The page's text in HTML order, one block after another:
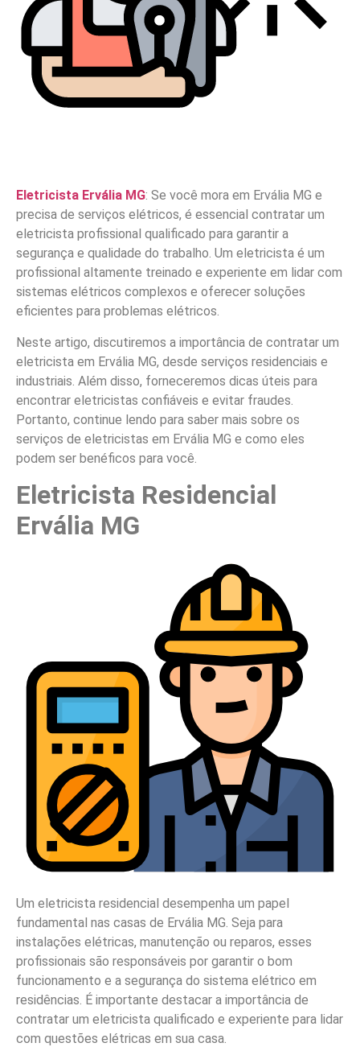
Eletricista Ervália MG: Se você mora em Ervália MG e
precisa de serviços elétricos, é essencial contratar um
eletricista profissional qualificado para garantir a
segurança e qualidade do trabalho. Um eletricista é um
profissional altamente treinado e experiente em lidar com
sistemas elétricos complexos e oferecer soluções
eficientes para problemas elétricos.
Neste artigo, discutiremos a importância de contratar um
eletricista em Ervália MG, desde serviços residenciais e
industriais. Além disso, forneceremos dicas úteis para
encontrar eletricistas confiáveis e evitar fraudes.
Portanto, continue lendo para saber mais sobre os
serviços de eletricistas em Ervália MG e como eles
podem ser benéficos para você.
Eletricista Residencial
Ervália MG
Um eletricista residencial desempenha um papel
fundamental nas casas de Ervália MG. Seja para
instalações elétricas, manutenção ou reparos, esses
profissionais são responsáveis por garantir o bom
funcionamento e a segurança do sistema elétrico em
residências. É importante destacar a importância de
contratar um eletricista qualificado e experiente para lidar
com questões elétricas em sua casa.